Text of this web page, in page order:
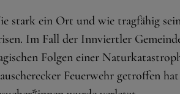
stark ein Ort und wie tragfähig
Im Fall der Innviertler
Folgen einer
Feuerwehr getroffen